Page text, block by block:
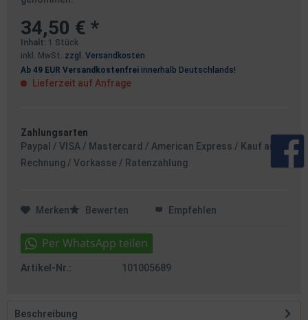
34,50 € *
Inhalt: 1 Stück
inkl. MwSt. zzgl. Versandkosten
Ab 49 EUR Versandkostenfrei innerhalb Deutschlands!
Lieferzeit auf Anfrage
Zahlungsarten
Paypal / VISA / Mastercard / American Express / Kauf auf
Rechnung / Vorkasse / Ratenzahlung
Merken Bewerten Empfehlen
Artikel-Nr.: 101005689
Beschreibung